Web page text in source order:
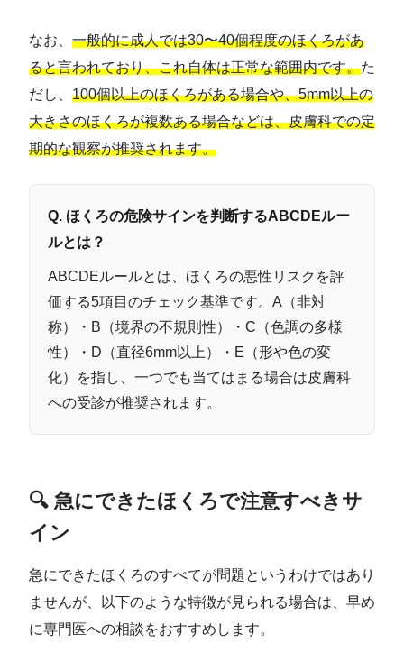
なお、 一般的に成人では30〜40個程度のほくろがあ
ると言われており、これ自体は正常な範囲内です。た
だし、 100個以上のほくろがある場合や、5mm以上の
大きさのほくろが複数ある場合などは、皮膚科での定
期的な観察が推奨されます。
Q. ほくろの危険サインを判断するABCDEルー
ルとは？
ABCDEルールとは、ほくろの悪性リスクを評
価する5項目のチェック基準です。A（非対
称）・B（境界の不規則性）・C（色調の多様
性）・D（直径6mm以上）・E（形や色の変
化）を指し、一つでも当てはまる場合は皮膚科
への受診が推奨されます。
🔍 急にできたほくろで注意すべきサ
イン
急にできたほくろのすべてが問題というわけではあり
ませんが、以下のような特徴が見られる場合は、早め
に専門医への相談をおすすめします。